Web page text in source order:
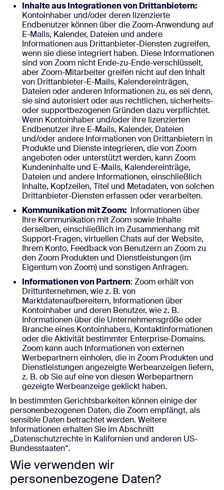
Inhalte aus Integrationen von Drittanbietern:
Kontoinhaber und/oder deren lizenzierte
Endbenutzer können über die Zoom-Anwendung auf
E-Mails, Kalender, Dateien und andere
Informationen aus Drittanbieter-Diensten zugreifen,
wenn sie diese integriert haben. Diese Informationen
sind von Zoom nicht Ende-zu-Ende-verschlüsselt,
aber Zoom-Mitarbeiter greifen nicht auf den Inhalt
von Drittanbieter-E-Mails, Kalendereinträgen,
Dateien oder anderen Informationen zu, es sei denn,
sie sind autorisiert oder aus rechtlichen, sicherheits-
oder supportbezogenen Gründen dazu verpflichtet.
Wenn Kontoinhaber und/oder ihre lizenzierten
Endbenutzer ihre E-Mails, Kalender, Dateien
und/oder andere Informationen von Drittanbietern in
Produkte und Dienste integrieren, die von Zoom
angeboten oder unterstützt werden, kann Zoom
Kundeninhalte und E-Mails, Kalendereinträge,
Dateien und andere Informationen, einschließlich
Inhalte, Kopfzeilen, Titel und Metadaten, von solchen
Drittanbieter-Diensten erfassen oder verarbeiten.
Kommunikation mit Zoom: Informationen über
Ihre Kommunikation mit Zoom sowie Inhalte
derselben, einschließlich im Zusammenhang mit
Support-Fragen, virtuellen Chats auf der Website,
Ihrem Konto, Feedback von Benutzern an Zoom zu
den Zoom Produkten und Dienstleistungen (im
Eigentum von Zoom) und sonstigen Anfragen.
Informationen von Partnern: Zoom erhält von
Drittunternehmen, wie z. B. von
Marktdatenaufbereitern, Informationen über
Kontoinhaber und deren Benutzer, wie z. B.
Informationen über die Unternehmensgröße oder
Branche eines Kontoinhabers, Kontaktinformationen
oder die Aktivität bestimmter Enterprise-Domains.
Zoom kann auch Informationen von externen
Werbepartnern einholen, die in Zoom Produkten und
Dienstleistungen angezeigte Werbeanzeigen liefern,
z. B. ob Sie auf eine von diesen Werbepartnern
gezeigte Werbeanzeige geklickt haben.
In bestimmten Gerichtsbarkeiten können einige der
personenbezogenen Daten, die Zoom empfängt, als
sensible Daten betrachtet werden. Weitere
Informationen erhalten Sie im Abschnitt
„Datenschutzrechte in Kalifornien und anderen US-
Bundesstaaten“.
Wie verwenden wir
personenbezogene Daten?